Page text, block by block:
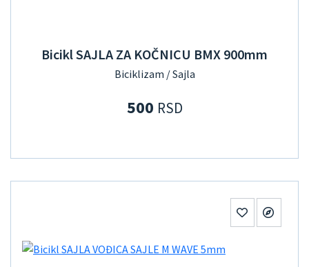
Bicikl SAJLA ZA KOČNICU BMX 900mm
Biciklizam / Sajla
500 RSD